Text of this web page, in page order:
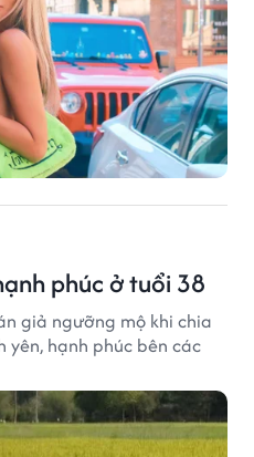
phúc ở tuổi 38
giả ngưỡng mộ khi chia
yên, hạnh phúc bên các